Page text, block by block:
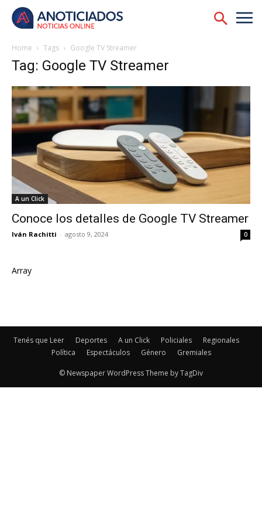
Home Tags Google TV Streamer
Tag: Google TV Streamer
A un Click
Conoce los detalles de Google TV Streamer
Iván Rachitti - agosto 9, 2024 0
Array
Tenés que Leer Deportes A un Click Policiales
Regionales
Política
Espectáculos Género Gremiales
© Newspaper WordPress Theme by TagDiv